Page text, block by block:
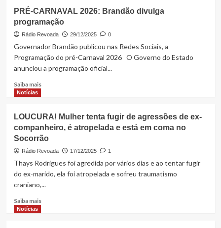
PRÉ-CARNAVAL 2026: Brandão divulga
programação
Rádio Revoada 29/12/2025 0
Governador Brandão publicou nas Redes Sociais, a
Programação do pré-Carnaval 2026 O Governo do Estado
anunciou a programação oficial...
Saiba maisRead
CARNAVAL
2026:
Brandão
divulga
Notícias
LOUCURA! Mulher tenta fugir de agressões de ex-
companheiro, é atropelada e está em coma no
Socorrão
Rádio Revoada 17/12/2025 1
Thays Rodrigues foi agredida por vários dias e ao tentar fugir
do ex-marido, ela foi atropelada e sofreu traumatismo
craniano,...
Saiba maisRead
Notícias